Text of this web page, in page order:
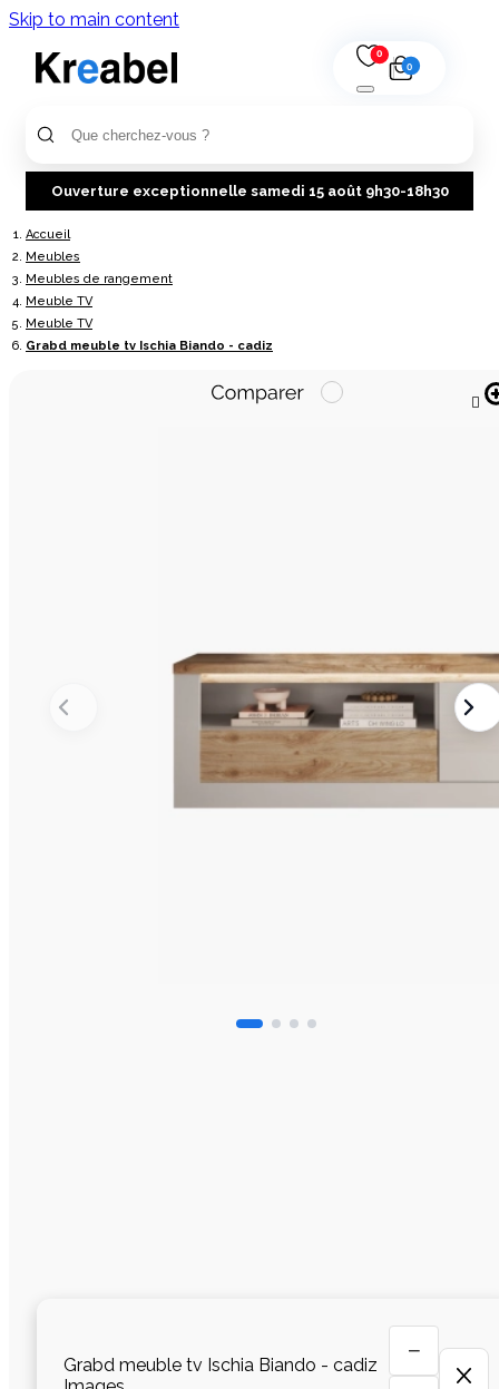
Skip to main content
0
0
Ouverture exceptionnelle samedi 15 août 9h30-18h30
Accueil
Meubles
Meubles de rangement
Meuble TV
Meuble TV
Grabd meuble tv Ischia Biando - cadiz

Grabd meuble tv Ischia Biando - cadiz
−